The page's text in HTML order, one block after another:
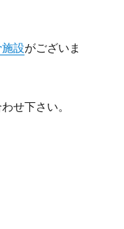
設がございま
せ下さい。